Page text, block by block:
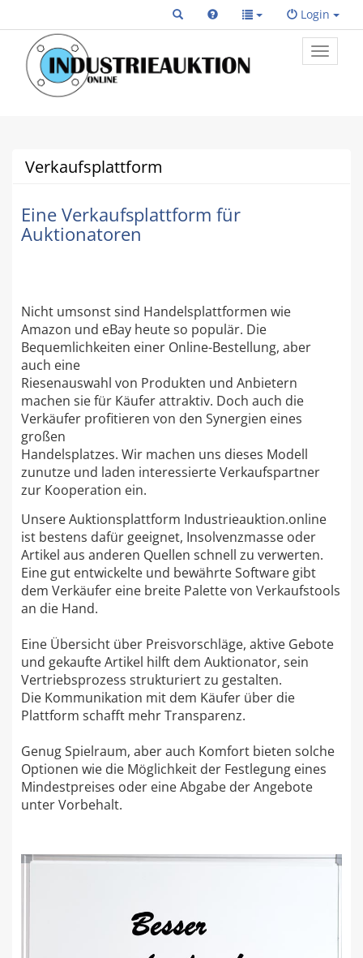
Login
Toggle
primary
Verkaufsplattform
Eine Verkaufsplattform für
Auktionatoren
Nicht umsonst sind Handelsplattformen wie
Amazon und eBay heute so populär. Die
Bequemlichkeiten einer Online-Bestellung, aber
auch eine
Riesenauswahl von Produkten und Anbietern
machen sie für Käufer attraktiv. Doch auch die
Verkäufer profitieren von den Synergien eines
großen
Handelsplatzes. Wir machen uns dieses Modell
zunutze und laden interessierte Verkaufspartner
zur Kooperation ein.
Unsere Auktionsplattform Industrieauktion.online
ist bestens dafür geeignet, Insolvenzmasse oder
Artikel aus anderen Quellen schnell zu verwerten.
Eine gut entwickelte und bewährte Software gibt
dem Verkäufer eine breite Palette von Verkaufstools
an die Hand.
Eine Übersicht über Preisvorschläge, aktive Gebote
und gekaufte Artikel hilft dem Auktionator, sein
Vertriebsprozess strukturiert zu gestalten.
Die Kommunikation mit dem Käufer über die
Plattform schafft mehr Transparenz.
Genug Spielraum, aber auch Komfort bieten solche
Optionen wie die Möglichkeit der Festlegung eines
Mindestpreises oder eine Abgabe der Angebote
unter Vorbehalt.